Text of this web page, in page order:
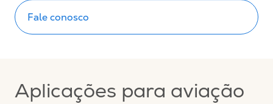
Fale conosco
Aplicações para aviação